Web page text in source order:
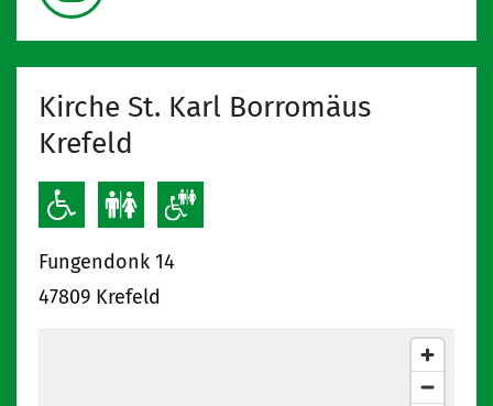
Kirche St. Karl Borromäus
Krefeld
Fungendonk 14
47809 Krefeld